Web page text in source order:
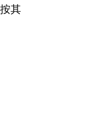
其